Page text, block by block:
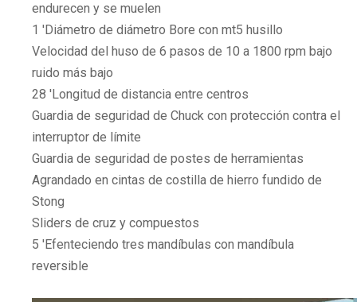
endurecen y se muelen
1 'Diámetro de diámetro Bore con mt5 husillo
Velocidad del huso de 6 pasos de 10 a 1800 rpm bajo
ruido más bajo
28 'Longitud de distancia entre centros
Guardia de seguridad de Chuck con protección contra el
interruptor de límite
Guardia de seguridad de postes de herramientas
Agrandado en cintas de costilla de hierro fundido de
Stong
Sliders de cruz y compuestos
5 'Efenteciendo tres mandíbulas con mandíbula
reversible